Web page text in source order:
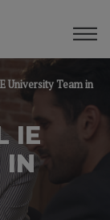
University Team in
IE
IN